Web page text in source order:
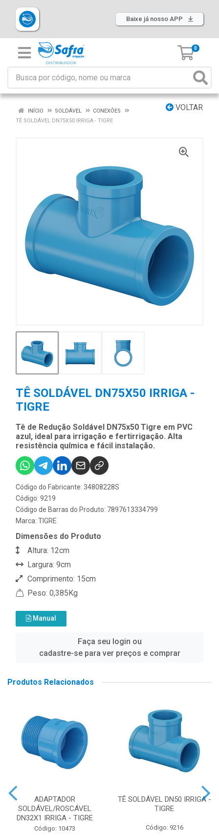
Baixe já nosso APP
0
VOLTAR
INÍCIO SOLDÁVEL
CONEXÕES
TÊ SOLDÁVEL DN75X50 IRRIGA - TIGRE
TÊ SOLDÁVEL DN75X50 IRRIGA -
TIGRE
Tê de Redução Soldável DN75x50 Tigre em PVC
azul, ideal para irrigação e fertirrigação. Alta
resistência química e fácil instalação.
Código do Fabricante: 34808228S
Código: 9219
Código de Barras do Produto: 7897613334799
Marca: TIGRE
Dimensões do Produto
Altura: 12cm
Largura: 9cm
Comprimento: 15cm
Peso: 0,385Kg
Manual
Faça seu login ou
cadastre-se para ver preços e comprar
Produtos Relacionados
ADAPTADOR
SOLDÁVEL/ROSCÁVEL
DN32X1 IRRIGA - TIGRE
Código: 10473
TÊ SOLDÁVEL DN50 IRRIGA -
TIGRE
Código: 9216